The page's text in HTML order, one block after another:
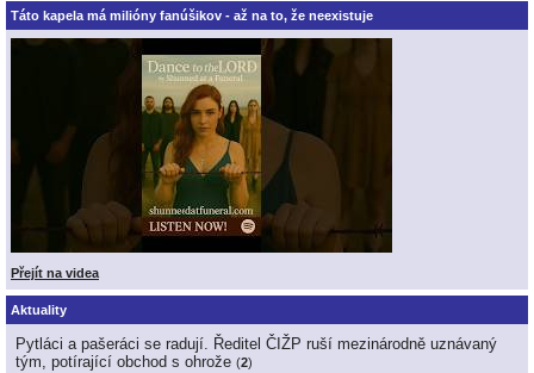
Táto kapela má milióny fanúšikov - až na to, že neexistuje
Přejít na videa
Aktuality
Pytláci a pašeráci se radují. Ředitel ČIŽP ruší mezinárodně uznávaný
tým, potírající obchod s ohrože (2)